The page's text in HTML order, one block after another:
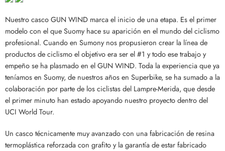
Nuestro casco GUN WIND marca el inicio de una etapa. Es el primer
modelo con el que Suomy hace su aparición en el mundo del ciclismo
profesional. Cuando en Sumony nos propusieron crear la línea de
productos de ciclismo el objetivo era ser el #1 y todo ese trabajo y
empeño se ha plasmado en el GUN WIND. Toda la experiencia que ya
teníamos en Suomy, de nuestros años en Superbike, se ha sumado a la
colaboración por parte de los ciclistas del Lampre-Merida, que desde
el primer minuto han estado apoyando nuestro proyecto dentro del
UCI World Tour.
Un casco técnicamente muy avanzado con una fabricación de resina
termoplástica reforzada con grafito y la garantía de estar fabricado